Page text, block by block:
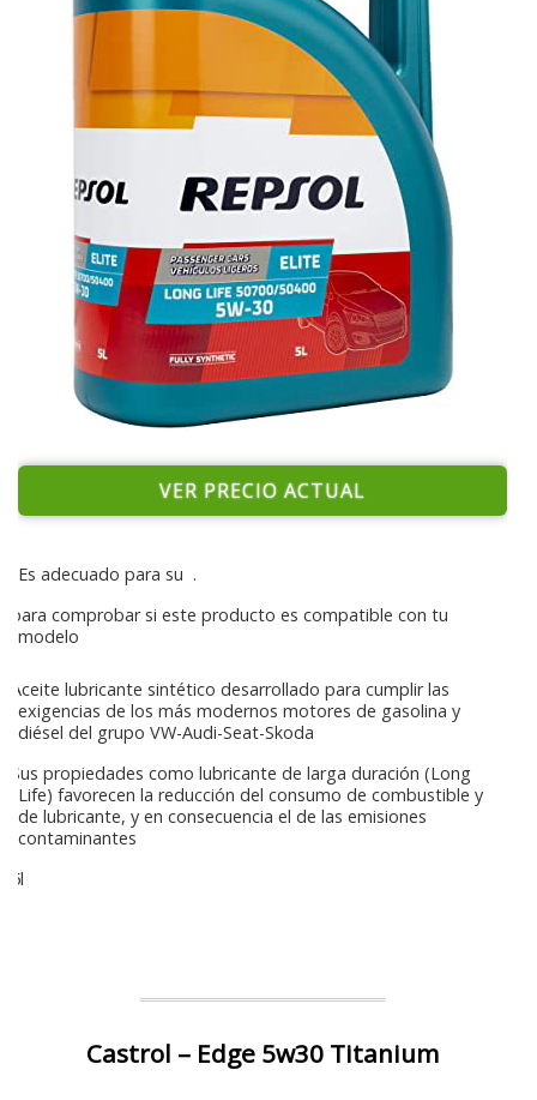
VER PRECIO ACTUAL
Es adecuado para su .
para comprobar si este producto es compatible con tu
modelo
Aceite lubricante sintético desarrollado para cumplir las
exigencias de los más modernos motores de gasolina y
diésel del grupo VW-Audi-Seat-Skoda
Sus propiedades como lubricante de larga duración (Long
Life) favorecen la reducción del consumo de combustible y
de lubricante, y en consecuencia el de las emisiones
contaminantes
5l
Castrol – Edge 5w30 Titanium